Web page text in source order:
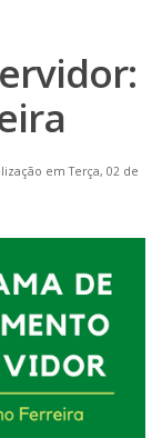
em Terça, 02 de